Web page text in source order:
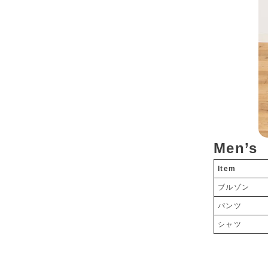
Men’s
Item
ブルゾン
パンツ
シャツ